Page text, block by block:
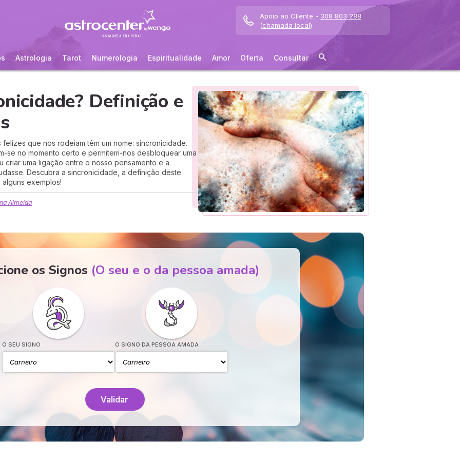
Apoio ao Cliente - 308 803 288
(chamada local)
Astrologia Tarot Numerologia Espiritualidade Amor Oferta Consultar
Definição e
que nos rodeiam têm um nome: sincronicidade.
se no momento certo e permitem-nos desbloquear uma
criar uma ligação entre o nosso pensamento e a
Descubra a sincronicidade, a definição deste
exemplos!
Almeida
os Signos (O seu e o da pessoa amada)
O SEU SIGNO O SIGNO DA PESSOA AMADA
Validar